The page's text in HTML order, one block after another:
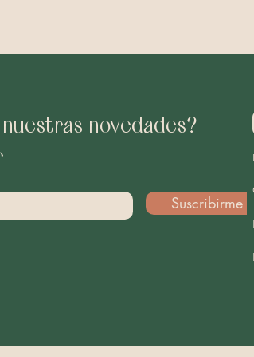
novedades?
Suscribirme